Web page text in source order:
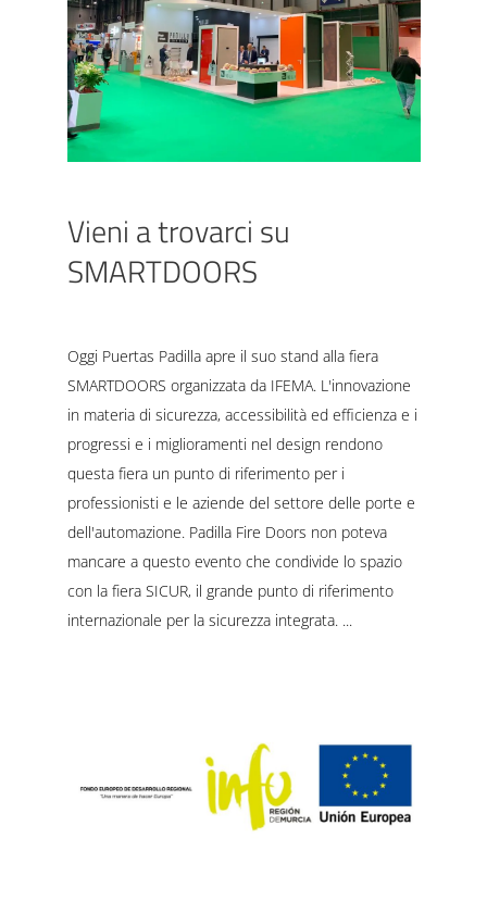
Vieni a trovarci su
SMARTDOORS
Oggi Puertas Padilla apre il suo stand alla fiera
SMARTDOORS organizzata da IFEMA. L'innovazione
in materia di sicurezza, accessibilità ed efficienza e i
progressi e i miglioramenti nel design rendono
questa fiera un punto di riferimento per i
professionisti e le aziende del settore delle porte e
dell'automazione. Padilla Fire Doors non poteva
mancare a questo evento che condivide lo spazio
con la fiera SICUR, il grande punto di riferimento
internazionale per la sicurezza integrata.